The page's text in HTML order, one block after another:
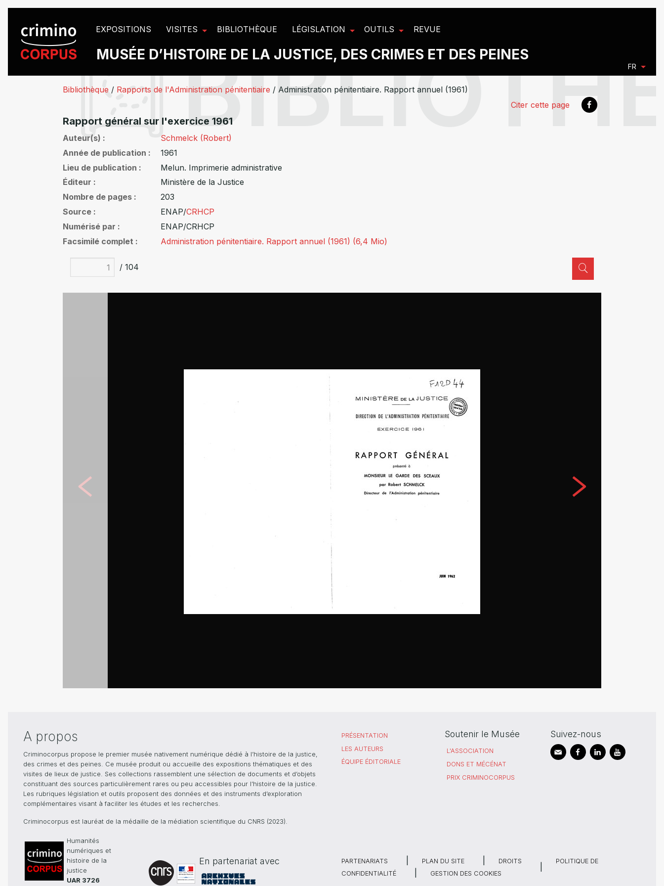
EXPOSITIONS VISITES BIBLIOTHÈQUE LÉGISLATION OUTILS REVUE
MUSÉE D’HISTOIRE DE LA JUSTICE, DES CRIMES ET DES PEINES
FR
Bibliothèque / Rapports de l'Administration pénitentiaire / Administration pénitentiaire. Rapport annuel (1961)
Citer cette page
Rapport général sur l'exercice 1961
Auteur(s)
Schmelck (Robert)
Année de publication
1961
Lieu de publication
Melun. Imprimerie administrative
Éditeur
Ministère de la Justice
Nombre de pages
203
Source
ENAP/CRHCP
Numérisé par
ENAP/CRHCP
Facsimilé complet
Administration pénitentiaire. Rapport annuel (1961) (6,4 Mio)
/ 104
A propos
Criminocorpus propose le premier musée nativement numérique dédié à l’histoire de la justice,
des crimes et des peines. Ce musée produit ou accueille des expositions thématiques et des
visites de lieux de justice. Ses collections rassemblent une sélection de documents et d’objets
constituant des sources particulièrement rares ou peu accessibles pour l’histoire de la justice.
Les rubriques législation et outils proposent des données et des instruments d’exploration
complémentaires visant à faciliter les études et les recherches.
Criminocorpus est lauréat de la médaille de la médiation scientifique du CNRS (2023).
PRÉSENTATION
LES AUTEURS
ÉQUIPE ÉDITORIALE
Soutenir le Musée
L'ASSOCIATION
DONS ET MÉCÉNAT
PRIX CRIMINOCORPUS
Suivez-nous
Humanités
numériques et
histoire de la
justice
UAR 3726
En partenariat avec PARTENARIATS PLAN DU SITE DROITS
POLITIQUE DE
CONFIDENTIALITÉ
GESTION DES COOKIES
Panneau de gestion des cookies